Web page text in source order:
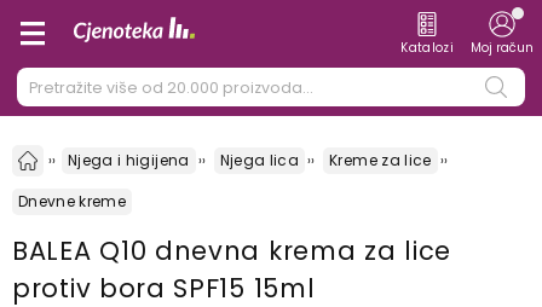
Katalozi Moj račun
Njega i higijena Njega lica
Kreme za lice
Dnevne kreme
BALEA Q10 dnevna krema za lice
protiv bora SPF15 15ml